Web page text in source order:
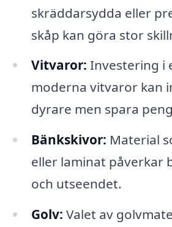
skräddarsydda eller
skåp kan göra stor
Vitvaror: Investering i
moderna vitvaror kan
dyrare men spara
Bänkskivor: Material
eller laminat påverkar
och utseendet.
Golv: Valet av